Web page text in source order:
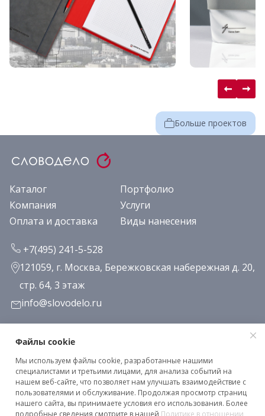
Больше проектов
Каталог
Портфолио
Компания
Услуги
Оплата и доставка
Виды нанесения
+7(495) 241-5-528
121059, г. Москва, Бережковская набережная д. 20,
стр. 64, 3 этаж
info@slovodelo.ru
Заказать звонок
Подписаться на рассылку
Клиентское соглашение
Файлы cookie
Мы используем файлы cookie, разработанные нашими
специалистами и третьими лицами, для анализа событий на
нашем веб-сайте, что позволяет нам улучшать взаимодействие с
пользователями и обслуживание. Продолжая просмотр страниц
нашего сайта, вы принимаете условия его использования. Более
подробные сведения смотрите в нашей Политике в отношении